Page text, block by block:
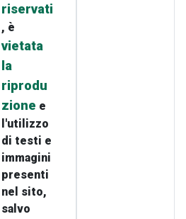
riservati
, è
vietata
la
riprodu
zione e
l'utilizzo
di testi e
immagini
presenti
nel sito,
salvo